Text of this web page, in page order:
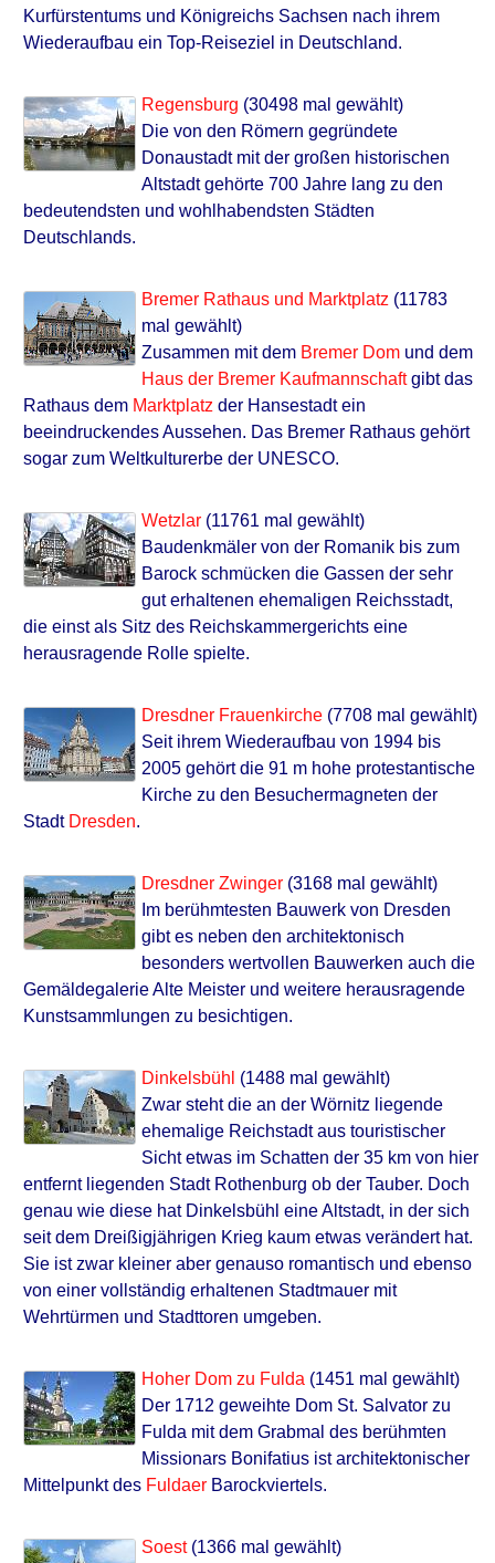
Kurfürstentums und Königreichs Sachsen nach ihrem
Wiederaufbau ein Top-Reiseziel in Deutschland.
Regensburg (30498 mal gewählt)
Die von den Römern gegründete
Donaustadt mit der großen historischen
Altstadt gehörte 700 Jahre lang zu den
bedeutendsten und wohlhabendsten Städten
Deutschlands.
Bremer Rathaus und Marktplatz (11783
mal gewählt)
Zusammen mit dem Bremer Dom und dem
Haus der Bremer Kaufmannschaftgibt das
Rathaus dem Marktplatz der Hansestadt ein
beeindruckendes Aussehen. Das Bremer Rathaus gehört
sogar zum Weltkulturerbe der UNESCO.
Wetzlar (11761 mal gewählt)
Baudenkmäler von der Romanik bis zum
Barock schmücken die Gassen der sehr
gut erhaltenen ehemaligen Reichsstadt,
die einst als Sitz des Reichskammergerichts eine
herausragende Rolle spielte.
Dresdner Frauenkirche (7708 mal gewählt)
Seit ihrem Wiederaufbau von 1994 bis
2005 gehört die 91 m hohe protestantische
Kirche zu den Besuchermagneten der
Stadt Dresden.
Dresdner Zwinger (3168 mal gewählt)
Im berühmtesten Bauwerk von Dresden
gibt es neben den architektonisch
besonders wertvollen Bauwerken auch die
Gemäldegalerie Alte Meister und weitere herausragende
Kunstsammlungen zu besichtigen.
Dinkelsbühl (1488 mal gewählt)
Zwar steht die an der Wörnitz liegende
ehemalige Reichstadt aus touristischer
Sicht etwas im Schatten der 35 km von hier
entfernt liegenden Stadt Rothenburg ob der Tauber. Doch
genau wie diese hat Dinkelsbühl eine Altstadt, in der sich
seit dem Dreißigjährigen Krieg kaum etwas verändert hat.
Sie ist zwar kleiner aber genauso romantisch und ebenso
von einer vollständig erhaltenen Stadtmauer mit
Wehrtürmen und Stadttoren umgeben.
Hoher Dom zu Fulda (1451 mal gewählt)
Der 1712 geweihte Dom St. Salvator zu
Fulda mit dem Grabmal des berühmten
Missionars Bonifatius ist architektonischer
Mittelpunkt des Fuldaer Barockviertels.
Soest(1366 mal gewählt)